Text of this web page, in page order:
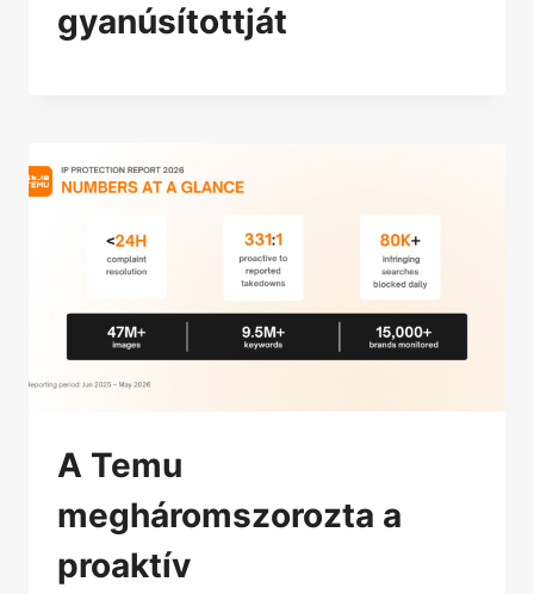
gyanúsítottját
A Temu
megháromszorozta a
proaktív